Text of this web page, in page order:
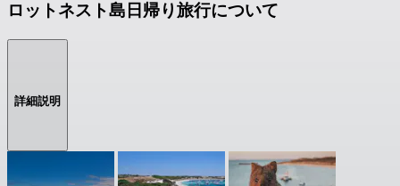
ロットネスト島日帰り旅行について
詳細説明